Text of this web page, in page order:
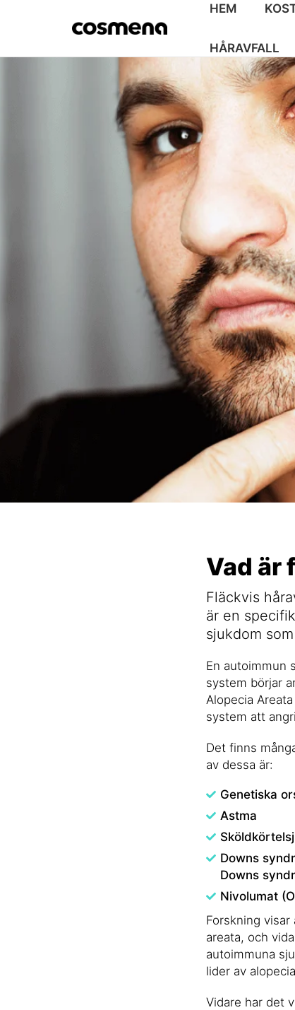
HEM
HÅRAVFALL
Vad är
Fläckvis
är en
sjukdom
En autoimmun
system börjar
Alopecia
system att
Det finns
av dessa är:
Genetiska
Astma
Downs
Downs
Nivolumat
Forskning
areata, och
autoimmuna
lider av
Vidare har det